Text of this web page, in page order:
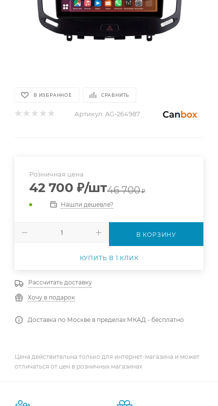
В ИЗБРАННОЕ СРАВНИТЬ
Артикул: AG-264987
Розничная цена
42 700 ₽/шт46 700₽
Нашли дешевле?
В КОРЗИНУ
КУПИТЬ В 1 КЛИК
Рассчитать доставку
Хочу в подарок
Доставка по Москве в пределах МКАД - бесплатно
Цена действительна только для интернет-магазина и может
отличаться от цен в розничных магазинах